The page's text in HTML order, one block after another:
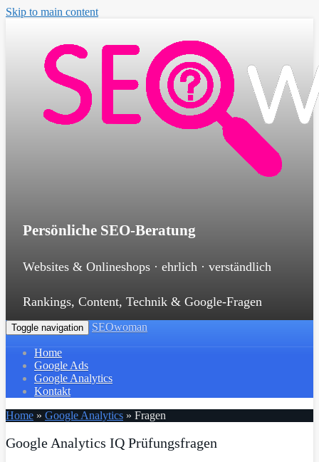
Skip to main content
Persönliche SEO-Beratung
Websites & Onlineshops · ehrlich · verständlich
Rankings, Content, Technik & Google-Fragen
Toggle navigation SEOwoman
Home
Google Ads
Google Analytics
Kontakt
Home » Google Analytics » Fragen
Google Analytics IQ Prüfungsfragen